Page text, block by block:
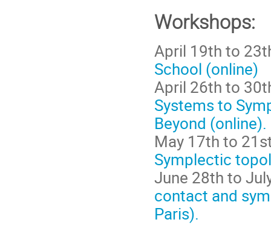
Workshops:
April 19th to
School (online)
April 26th to
Systems to
Beyond (online).
May 17th to
Symplectic
June 28th to
contact and
Paris).